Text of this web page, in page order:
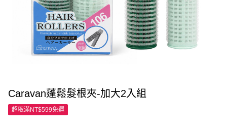
Caravan蓬鬆髮根夾-加大2入組
超取滿NT$599免運